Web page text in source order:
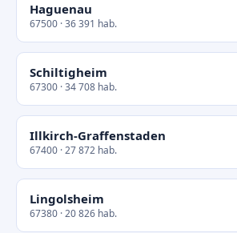
Haguenau
67500 · 36 391 hab.
Schiltigheim
67300 · 34 708 hab.
Illkirch-Graffenstaden
67400 · 27 872 hab.
Lingolsheim
67380 · 20 826 hab.